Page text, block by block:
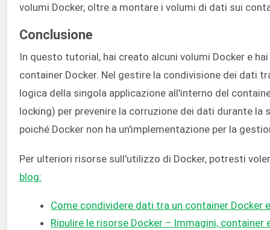
volumi Docker, oltre a montare i volumi di dati sui
Conclusione
In questo tutorial, hai creato alcuni volumi Docker e
container Docker. Nel gestire la condivisione dei dati
logica della singola applicazione all'interno del
locking) per prevenire la corruzione dei dati durante
poiché Docker non ha un'implementazione per la
Per ulteriori risorse sull'utilizzo di Docker, potresti
blog:
Come condividere dati tra un container Docker
Ripulire le risorse Docker – Immagini, container